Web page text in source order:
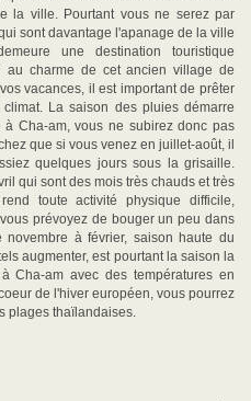
la ville. Pourtant vous ne serez par
sont davantage l'apanage de la ville
une destination touristique
au charme de cet ancien village de
vacances, il est important de prêter
La saison des pluies démarre
à Cha-am, vous ne subirez donc pas
que si vous venez en juillet-août, il
quelques jours sous la grisaille.
qui sont des mois très chauds et très
toute activité physique difficile,
prévoyez de bouger un peu dans
à février, saison haute du
augmenter, est pourtant la saison la
Cha-am avec des températures en
de l'hiver européen, vous pourrez
plages thaïlandaises.